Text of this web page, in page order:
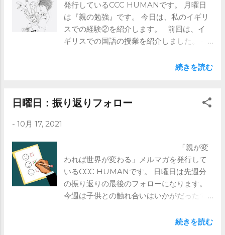
https://www.ccc-human.com/mail-
magazine
発行しているCCC HUMANです。 月曜日
は『親の勉強』です。 今日は、私のイギリ
スでの経験②を紹介します。 前回は、イ
ギリスでの国語の授業を紹介しました。 今
う。 正直科目は思い出せませんが、 図工
ボールのようもので、車を作っていたり、
正直これでいいのだろうかと思うことがあ
ります。 さて、その中でも思い出深いの
は、 紙飛ばし競争でした。 ⇒これより先は
メルマガで ※ブログではメルマガの前半部
分のみ記載しています。 全文は是非メル
続きを読む
日曜日：振り返りフォロー
- 10月 17, 2021
「親が変
われば世界が変わる」メルマガを発行して
いるCCC HUMANです。 日曜日は先週分
の振り返りの最後のフォローになります。
今週は子供との触れ合いはいかがだったで
その結果が子供に反映されれば、 世界は変
続きを読む